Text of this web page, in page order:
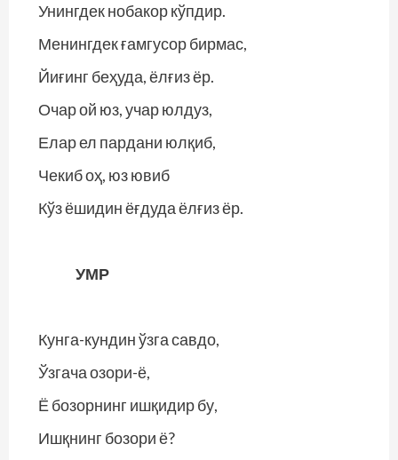
Унингдек нобакор кўпдир.
Менингдек ғамгусор бирмас,
Йиғинг беҳуда, ёлғиз ёр.
Очар ой юз, учар юлдуз,
Елар ел пардани юлқиб,
Чекиб оҳ, юз ювиб
Кўз ёшидин ёғдуда ёлғиз ёр.
УМР
Кунга-кундин ўзга савдо,
Ўзгача озори-ё,
Ё бозорнинг ишқидир бу,
Ишқнинг бозори ё?